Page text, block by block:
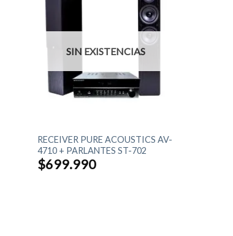
SIN EXISTENCIAS
RECEIVER PURE ACOUSTICS AV-
4710 + PARLANTES ST-702
$699.990